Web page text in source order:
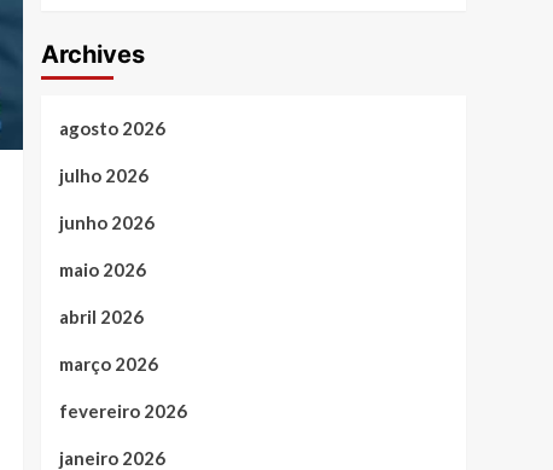
Archives
agosto 2026
julho 2026
junho 2026
maio 2026
abril 2026
março 2026
fevereiro 2026
janeiro 2026